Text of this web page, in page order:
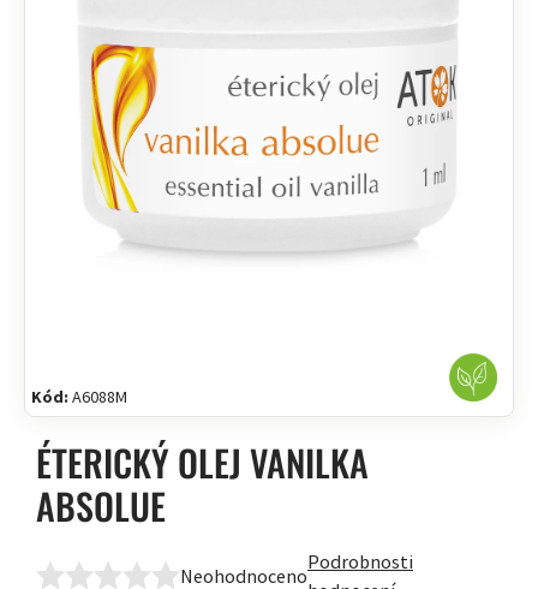
Kód: A6088M
ÉTERICKÝ OLEJ VANILKA
ABSOLUE
Neohodnoceno
Podrobnosti